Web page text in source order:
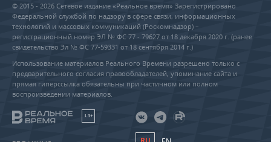
© 2015 - 2026 Сетевое издание «Реальное время» Зарегистрировано
Федеральной службой по надзору в сфере связи, информационных
технологий и массовых коммуникаций (Роскомнадзор) –
регистрационный номер ЭЛ № ФС 77 - 79627 от 18 декабря 2020 г. (ранее
свидетельство Эл № ФС 77-59331 от 18 сентября 2014 г.)
Использование материалов Реального Времени разрешено только с
предварительного согласия правообладателей, упоминание сайта и
прямая гиперссылка обязательны при частичном или полном
воспроизведении материалов.
18+
RU